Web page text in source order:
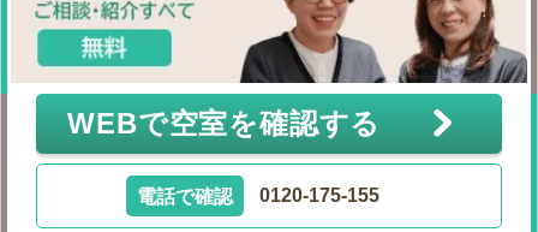
WEBで空室を確認する
電話で確認 0120-175-155